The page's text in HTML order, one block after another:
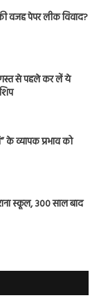
वजह पेपर लीक विवाद?
से पहले कर लें ये
के व्यापक प्रभाव को
स्कूल, 300 साल बाद